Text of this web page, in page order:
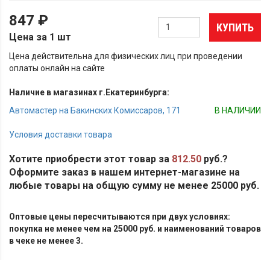
847 ₽
Цена за 1 шт
КУПИТЬ
Цена действительна для физических лиц при проведении
оплаты онлайн на сайте
Наличие в магазинах г.Екатеринбурга:
Автомастер на Бакинских Комиссаров, 171
В НАЛИЧИИ
Условия доставки товара
Хотите приобрести этот товар за 812.50 руб.?
Оформите заказ в нашем интернет-магазине на
любые товары на общую сумму не менее 25000 руб.
Оптовые цены пересчитываются при двух условиях:
покупка не менее чем на 25000 руб. и наименований товаров
в чеке не менее 3.